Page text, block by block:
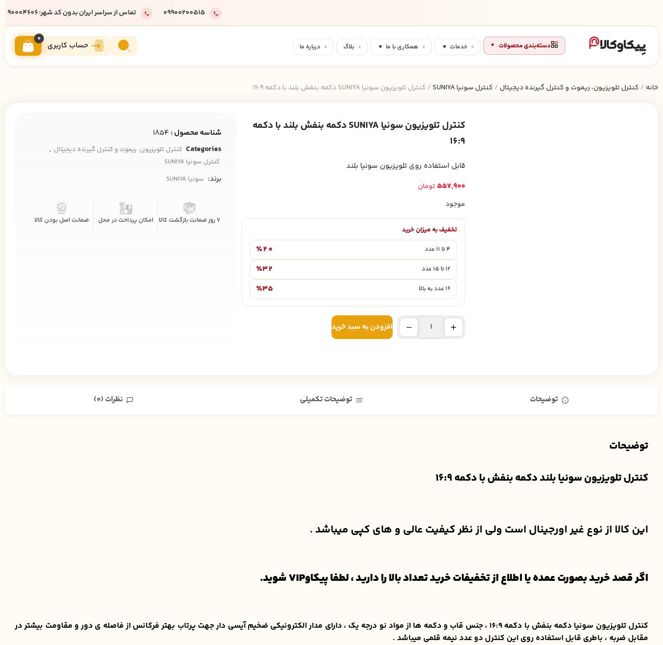
09900200515 تماس از سراسر ایران بدون کد شهر: 90004606
دسته‌بندی محصولات خدمات همکاری با ما بلاگ درباره ما حساب کاربری
0
خانه / کنترل تلویزیون، ریموت و کنترل گیرنده دیجیتال / کنترل سونیا SUNIYA / کنترل تلویزیون سونیا SUNIYA دکمه بنفش بلند با دکمه 16:9
کنترل تلویزیون سونیا SUNIYA دکمه بنفش بلند با دکمه
16:9
قابل استفاده روی تلویزیون سونیا بلند
557,900تومان
موجود
تخفیف به میزان خرید
۴ تا ۱۱ عدد ٪۲۰
۱۲ تا ۱۵ عدد ٪۳۲
۱۶ عدد به بالا ٪۳۵
افزودن به سبد خرید
شناسه محصول : 1854
Categories کنترل تلویزیون، ریموت و کنترل گیرنده دیجیتال ,
کنترل سونیا SUNIYA
برند: سونیا SUNIYA
7 روز ضمانت بازگشت کالا امکان پرداخت در محل ضمانت اصل بودن کالا
توضیحات توضیحات تکمیلی نظرات (0)
توضیحات
کنترل تلویزیون سونیا بلند دکمه بنفش با دکمه 16:9
این کالا از نوع غیر اورجینال است ولی از نظر کیفیت عالی و های کپی میباشد .
اگر قصد خرید بصورت عمده یا اطلاع از تخفیفات خرید تعداد بالا را دارید ، لطفا پیکاوVIP شوید.
کنترل تلویزیون سونیا دکمه بنفش با دکمه 16:9 ، جنس قاب و دکمه ها از مواد نو درجه یک ، دارای مدار الکترونیکی ضخیم آیسی دار جهت پرتاب بهتر فرکانس از فاصله ی دور و مقاومت بیشتر در
مقابل ضربه ، باطری قابل استفاده روی این کنترل دو عدد نیمه قلمی میباشد .